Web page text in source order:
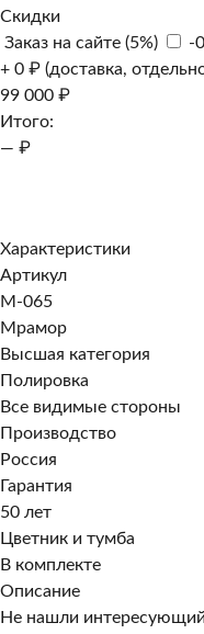
Скидки
Заказ на сайте (5%)
-
+ 0 ₽ (доставка,
99 000 ₽
Итого:
— ₽
Характеристики
Артикул
M-065
Мрамор
Высшая категория
Полировка
Все видимые стороны
Производство
Россия
Гарантия
50 лет
Цветник и тумба
В комплекте
Описание
Не нашли